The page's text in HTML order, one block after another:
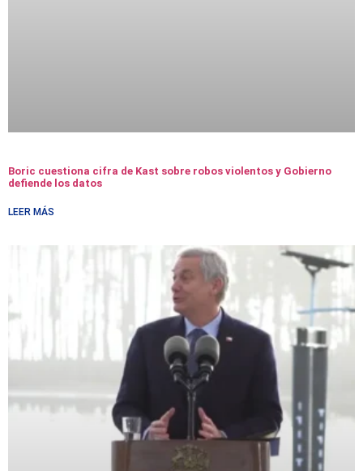
Boric cuestiona cifra de Kast sobre robos violentos y Gobierno
defiende los datos
LEER MÁS